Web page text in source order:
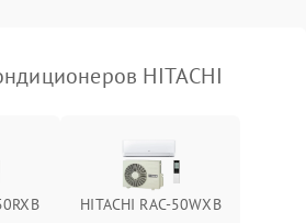
HITACHI
HITACHI RAC-50WXB